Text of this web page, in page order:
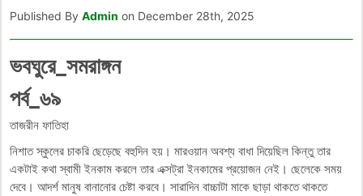
Published By Admin on December 28th, 2025
ভবঘুরে_সমরাঙ্গন
পর্ব_৬৯
তাজরীন ফাতিহা
নিশাত স্কুলের চাকরি ছেড়েছে বহুদিন হয়। মারওয়ান অবশ্য বাধা দিয়েছিল কিন্তু তার
একটাই কথা স্বামী ইনকাম করলে তার এক্সট্রা ইনকামের প্রয়োজন নেই। ছেলেকে সময়
দেবে। আদর্শ মানুষ বানানোর চেষ্টা করবে। সারাদিন বাচ্চাটা মাকে ছাড়া থাকতে থাকতে